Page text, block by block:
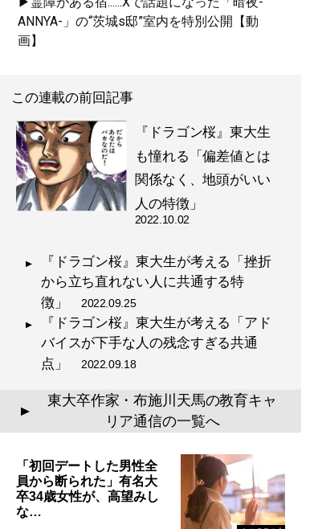
記事一覧へ
ANNYA-」の“茨城s邸”室内を特別公開【動
画】
この連載の前回記事
『ドラゴン桜』東大生
も憧れる「偏差値とは
関係なく、地頭がいい
人の特徴」
2022.10.02
『ドラゴン桜』東大生が考える「挫折
から立ち直れない人に共通する特
徴」 2022.09.25
『ドラゴン桜』東大生が考える「アド
バイスが下手な人の残念すぎる共通
点」 2022.09.18
▲
東大卒作家・布施川天馬の教育キャ
リア通信の一覧へ
「初回デートした男性全
員から断られた」有名大
卒34歳女性が、高望みし
な…